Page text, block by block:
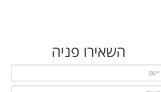
השאירו פניה